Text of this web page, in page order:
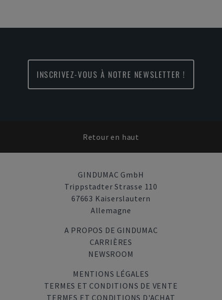
INSCRIVEZ-VOUS À NOTRE NEWSLETTER !
Retour en haut
GINDUMAC GmbH
Trippstadter Strasse 110
67663 Kaiserslautern
Allemagne
A PROPOS DE GINDUMAC
CARRIÈRES
NEWSROOM
MENTIONS LÉGALES
TERMES ET CONDITIONS DE VENTE
TERMES ET CONDITIONS D'ACHAT